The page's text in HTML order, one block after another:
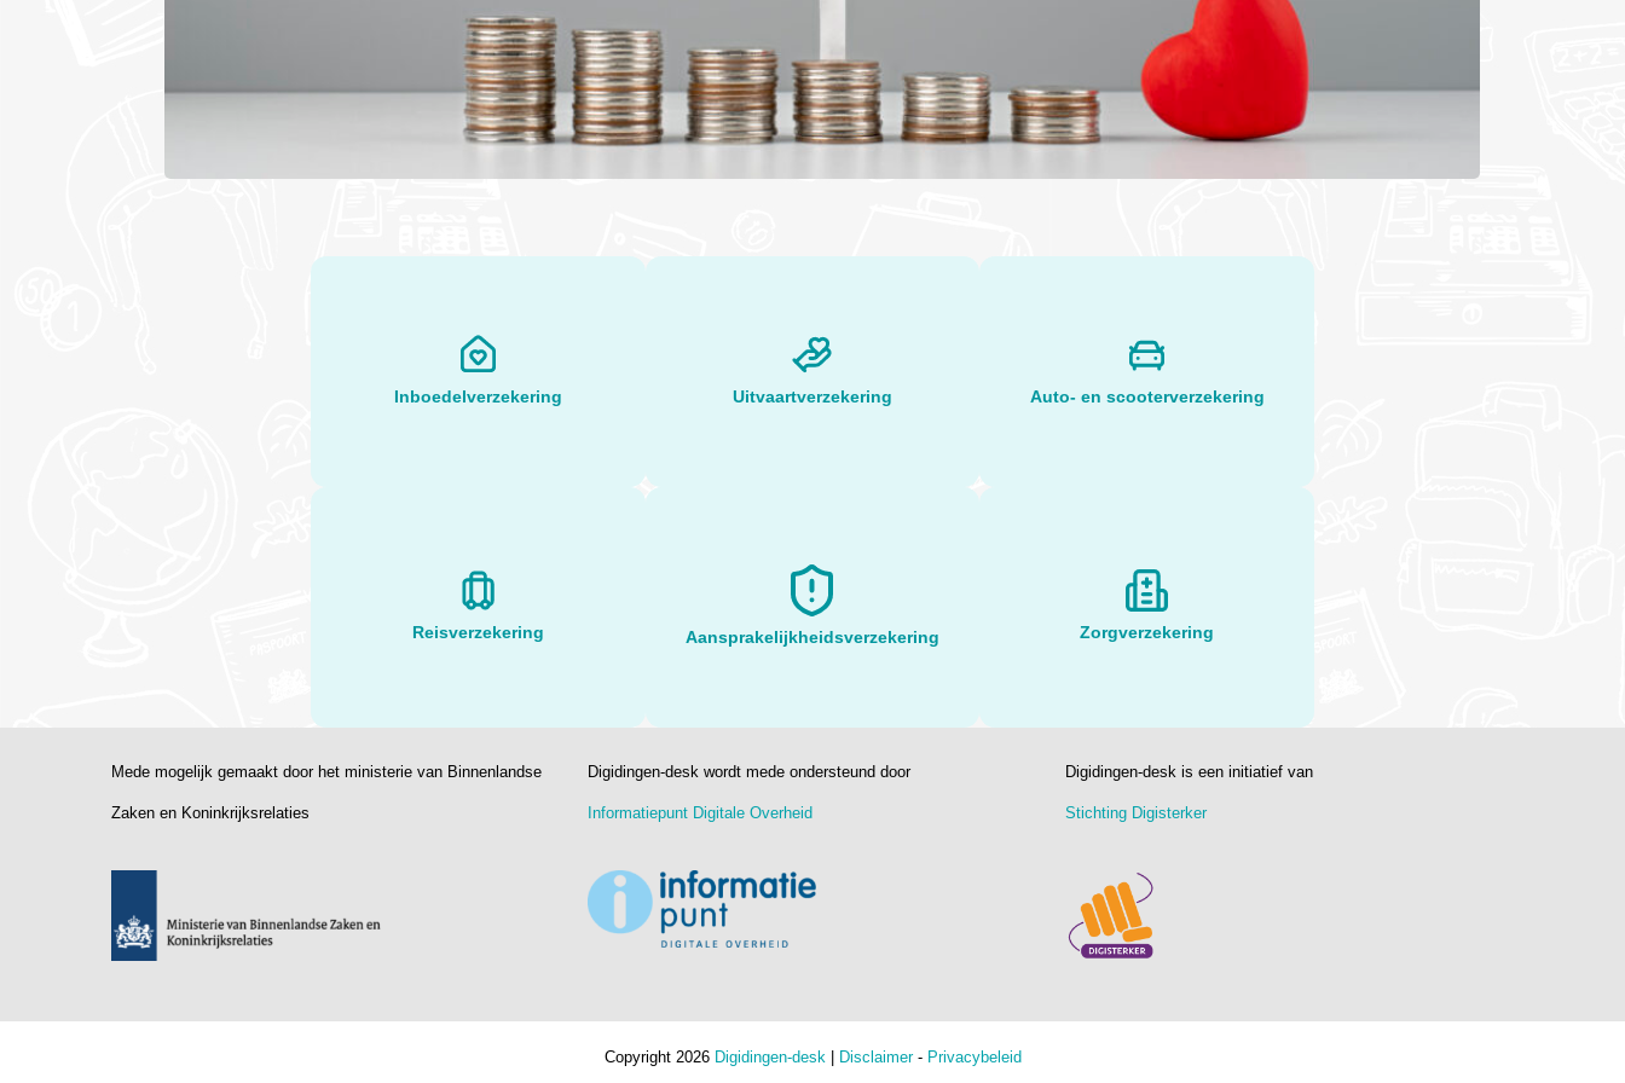
Inboedelverzekering Uitvaartverzekering Auto- en scooterverzekering
Reisverzekering Aansprakelijkheidsverzekering Zorgverzekering
Mede mogelijk gemaakt door het ministerie van Binnenlandse
Zaken en Koninkrijksrelaties
Digidingen-desk wordt mede ondersteund door
Informatiepunt Digitale Overheid
Digidingen-desk is een initiatief van
Stichting Digisterker
Copyright 2026 Digidingen-desk Disclaimer - Privacybeleid